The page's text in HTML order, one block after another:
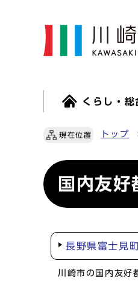
くらし・総
現在位置 トップ
国内友好
長野県富士見
川崎市の国内友好